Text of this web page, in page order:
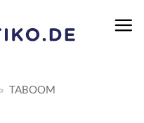
» TABOOM